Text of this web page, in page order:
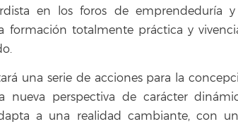
en los foros de emprendeduría
formación totalmente práctica y
una serie de acciones para la
nueva perspectiva de carácter
a una realidad cambiante, con